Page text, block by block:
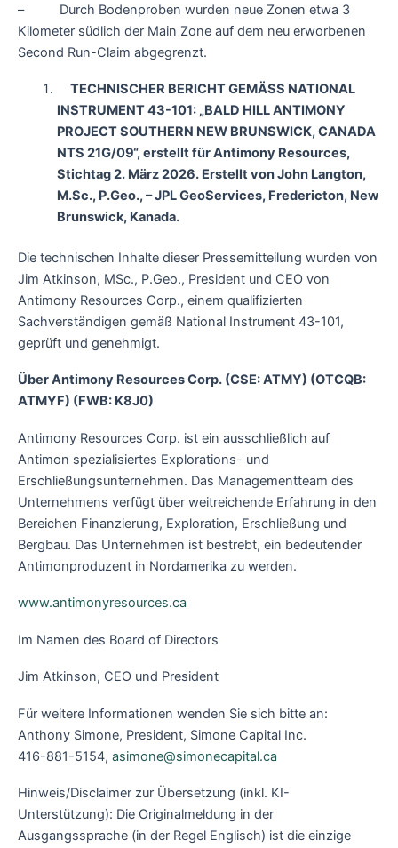
– Durch Bodenproben wurden neue Zonen etwa 3
Kilometer südlich der Main Zone auf dem neu erworbenen
Second Run-Claim abgegrenzt.
TECHNISCHER BERICHT GEMÄSS NATIONAL
INSTRUMENT 43-101: „BALD HILL ANTIMONY
PROJECT SOUTHERN NEW BRUNSWICK, CANADA
NTS 21G/09“, erstellt für Antimony Resources,
Stichtag 2. März 2026. Erstellt von John Langton,
M.Sc., P.Geo., – JPL GeoServices, Fredericton, New
Brunswick, Kanada.
Die technischen Inhalte dieser Pressemitteilung wurden von
Jim Atkinson, MSc., P.Geo., President und CEO von
Antimony Resources Corp., einem qualifizierten
Sachverständigen gemäß National Instrument 43-101,
geprüft und genehmigt.
Über Antimony Resources Corp. (CSE: ATMY) (OTCQB:
ATMYF) (FWB: K8J0)
Antimony Resources Corp. ist ein ausschließlich auf
Antimon spezialisiertes Explorations- und
Erschließungsunternehmen. Das Managementteam des
Unternehmens verfügt über weitreichende Erfahrung in den
Bereichen Finanzierung, Exploration, Erschließung und
Bergbau. Das Unternehmen ist bestrebt, ein bedeutender
Antimonproduzent in Nordamerika zu werden.
www.antimonyresources.ca
Im Namen des Board of Directors
Jim Atkinson, CEO und President
Für weitere Informationen wenden Sie sich bitte an:
Anthony Simone, President, Simone Capital Inc.
416-881-5154, asimone@simonecapital.ca
Hinweis/Disclaimer zur Übersetzung (inkl. KI-
Unterstützung): Die Originalmeldung in der
Ausgangssprache (in der Regel Englisch) ist die einzige